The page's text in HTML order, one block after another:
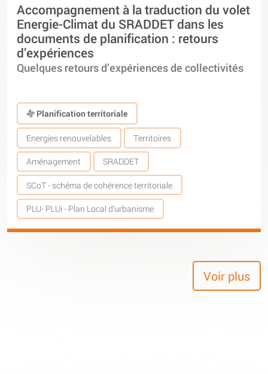
Accompagnement à la traduction du volet
Energie-Climat du SRADDET dans les
documents de planification : retours
d’expériences
Quelques retours d’expériences de collectivités
Planification territoriale
Energies renouvelables Territoires
Aménagement SRADDET
SCoT - schéma de cohérence territoriale
PLU- PLUi - Plan Local d’urbanisme
Voir plus